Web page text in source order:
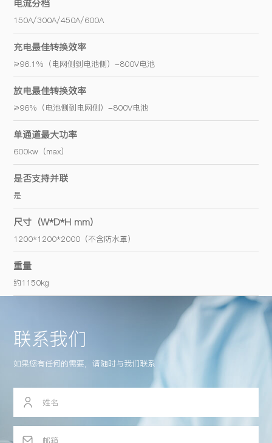
电流分档
150A/300A/450A/600A
充电最佳转换效率
≥96.1%（电网侧到电池侧）-800V电池
放电最佳转换效率
≥96%（电池侧到电网侧）-800V电池
单通道最大功率
600kw（max)
是否支持并联
是
尺寸（W*D*H mm）
1200*1200*2000（不含防水罩）
重量
约1150kg
联系我们
如果您有任何的需要，请随时与我们联系